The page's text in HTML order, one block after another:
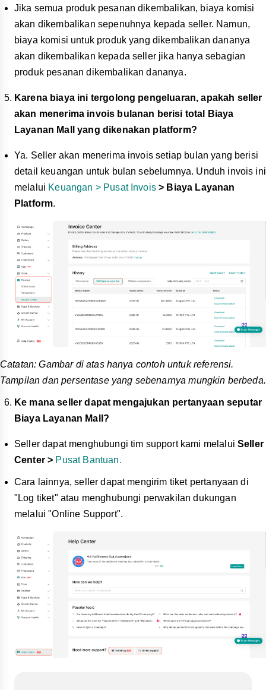
Jika semua produk pesanan dikembalikan, biaya komisi
akan dikembalikan sepenuhnya kepada seller. Namun,
biaya komisi untuk produk yang dikembalikan dananya
akan dikembalikan kepada seller jika hanya sebagian
produk pesanan dikembalikan dananya.
Karena biaya ini tergolong pengeluaran, apakah seller
akan menerima invois bulanan berisi total Biaya
Layanan Mall yang dikenakan platform?
Ya. Seller akan menerima invois setiap bulan yang berisi
detail keuangan untuk bulan sebelumnya. Unduh invois ini
melalui Keuangan > Pusat Invois> Biaya Layanan
Platform.
Catatan: Gambar di atas hanya contoh untuk referensi.
Tampilan dan persentase yang sebenarnya mungkin berbeda.
Ke mana seller dapat mengajukan pertanyaan seputar
Biaya Layanan Mall?
Seller dapat menghubungi tim support kami melalui Seller
Center > Pusat Bantuan.
Cara lainnya, seller dapat mengirim tiket pertanyaan di
"Log tiket" atau menghubungi perwakilan dukungan
melalui "Online Support".